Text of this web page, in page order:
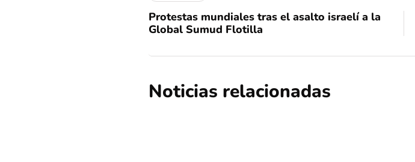
Protestas mundiales tras el asalto israelí a la
Global Sumud Flotilla
Noticias relacionadas